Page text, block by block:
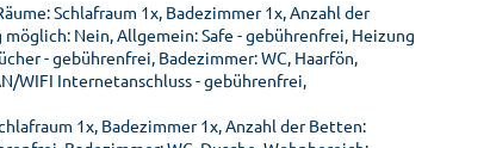
Schlafraum 1x, Badezimmer 1x, Anzahl der
Nein, Allgemein: Safe - gebührenfrei, Heizung
- gebührenfrei, Badezimmer: WC, Haarfön,
WIFI Internetanschluss - gebührenfrei,
1x, Badezimmer 1x, Anzahl der Betten: